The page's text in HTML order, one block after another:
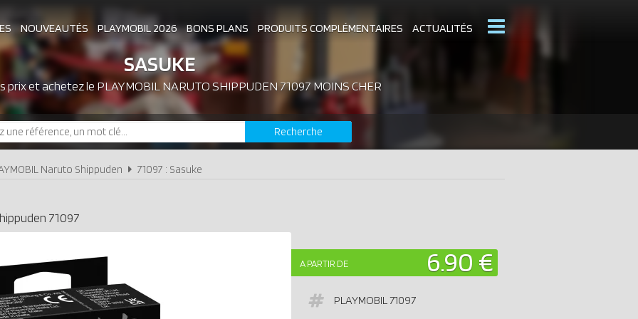
NOUVEAUTÉS PLAYMOBIL 2026 BONS PLANS PRODUITS COMPLÉMENTAIRES ACTUALITÉS
ASSOCIATIONS DE FANS EXPOSITIONS PLAYMOBIL CATALOGUES PLAYMOBIL
LES PLAYMOBIL LES PLUS CHERS DERNIERS PLAYMOBIL AJOUTÉS
SASUKE
prix et achetez le PLAYMOBIL NARUTO SHIPPUDEN 71097 MOINS CHER
Recherche
Naruto Shippuden 71097 : Sasuke
71097
A PARTIR DE 6.90 €
PLAYMOBIL71097